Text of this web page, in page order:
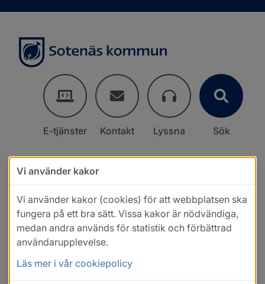
E-tjänster Kontakt Lyssna Sök
Vi använder kakor
Vi använder kakor (cookies) för att webbplatsen ska
fungera på ett bra sätt. Vissa kakor är nödvändiga,
medan andra används för statistik och förbättrad
användarupplevelse.
Läs mer i vår cookiepolicy